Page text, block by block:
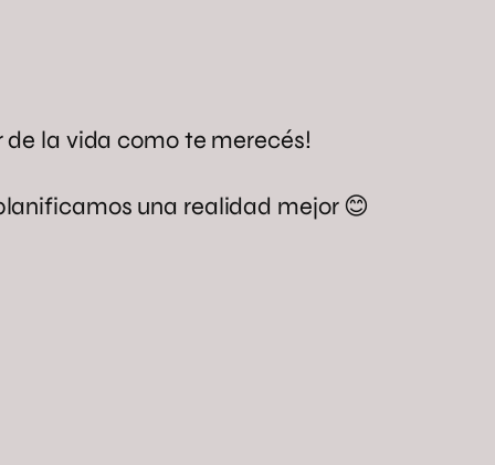
la vida como te merecés!
una realidad mejor 😊